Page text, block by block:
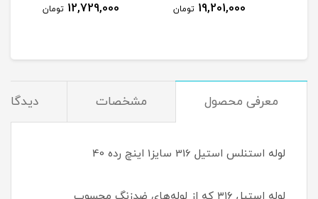
19,201,000 تومان 12,729,000 تومان
معرفی محصول مشخصات
لوله استنلس استیل 316 سایز1 اینچ رده 40